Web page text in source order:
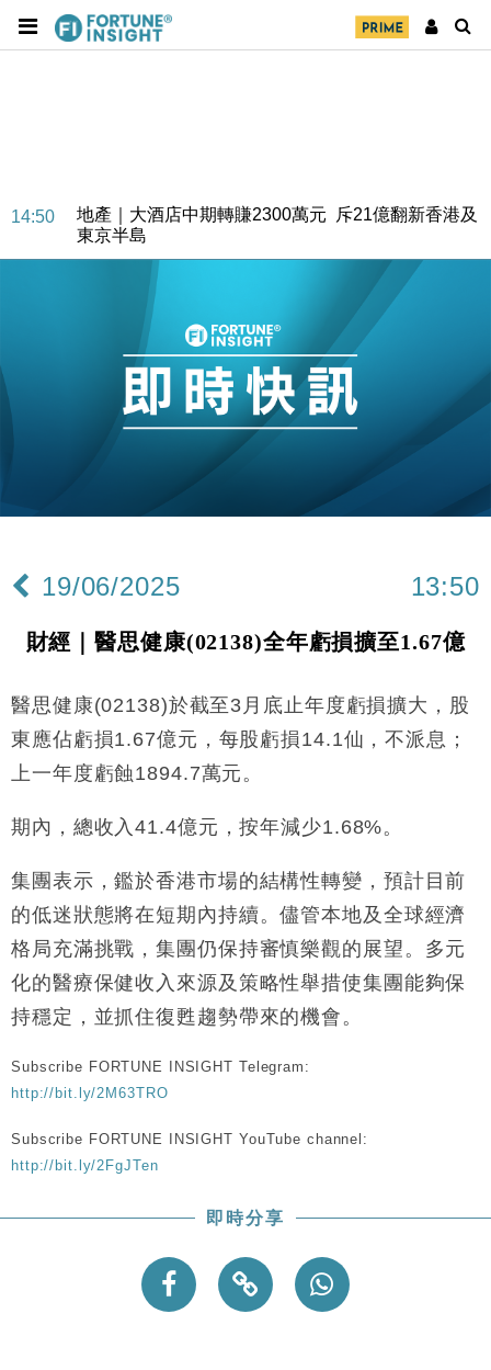
14:50
地產｜大酒店中期轉賺2300萬元 斥21億翻新香港及
東京半島
國際｜特朗普赴洛杉磯高球場活動前 男子攜槍彈被捕
財經｜香港7月PMI回落至51 企業擴張放慢兼縮減人
財經｜黑石傳再籌逾360億美元 支援Anthropic租用
Google晶片
10:57
財經｜美商務部擬擴大金屬關稅範圍 14類產品或加徵
本地｜新世界K11 9月升級會員制度 增鉑金卡級別鎖
16:33
財經｜滙控重啟最多10億美元回購 派息比率目標維持
15:11
財經｜SHEIN傳最快8月中招股 估值料降至400億美
13:49
本地｜HK Express推飛行套票 兩程低至448元加2元
可多飛一程
14:50
地產｜大酒店中期轉賺2300萬元 斥21億翻新香港及
東京半島
13:12
國際｜特朗普赴洛杉磯高球場活動前 男子攜槍彈被捕
12:30
財經｜香港7月PMI回落至51 企業擴張放慢兼縮減人
手
11:40
財經｜黑石傳再籌逾360億美元 支援Anthropic租用
Google晶片
10:57
財經｜美商務部擬擴大金屬關稅範圍 14類產品或加徵
25%
定高消費客群
17:40
財經｜本港6月零售額連升14個月 珠寶鐘錶銷售升勢
16:33
財經｜滙控重啟最多10億美元回購 派息比率目標維持
50%
元以下
本地｜HK Express推飛行套票 兩程低至448元加2元
可多飛一程
19/06/2025 13:50
財經｜醫思健康(02138)全年虧損擴至1.67億
醫思健康(02138)於截至3月底止年度虧損擴大，股
東應佔虧損1.67億元，每股虧損14.1仙，不派息；
上一年度虧蝕1894.7萬元。
期內，總收入41.4億元，按年減少1.68%。
集團表示，鑑於香港市場的結構性轉變，預計目前
的低迷狀態將在短期內持續。儘管本地及全球經濟
格局充滿挑戰，集團仍保持審慎樂觀的展望。多元
化的醫療保健收入來源及策略性舉措使集團能夠保
持穩定，並抓住復甦趨勢帶來的機會。
Subscribe FORTUNE INSIGHT Telegram:
http://bit.ly/2M63TRO
Subscribe FORTUNE INSIGHT YouTube channel:
http://bit.ly/2FgJTen
即時分享